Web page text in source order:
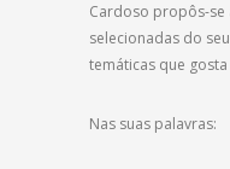
Cardoso propôs-
selecionadas do
temáticas que
Nas suas palavras: